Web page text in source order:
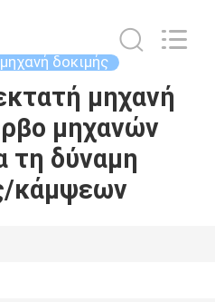
δοκιμής
μηχανή
μηχανών
τη δύναμη
κάμψεων